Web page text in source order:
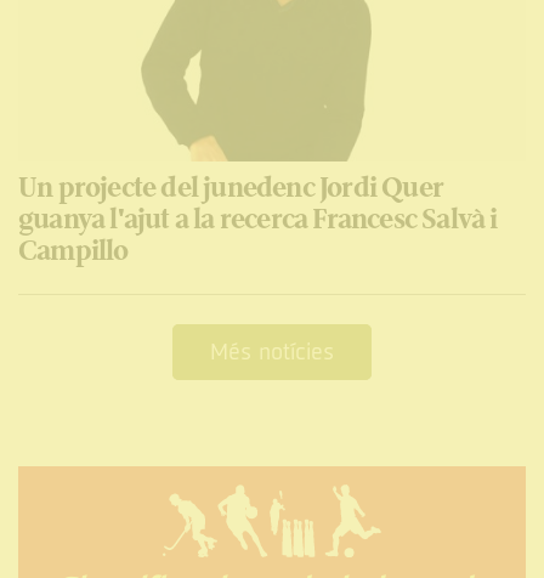
Un projecte del junedenc Jordi Quer
guanya l'ajut a la recerca Francesc Salvà i
Campillo
Més notícies